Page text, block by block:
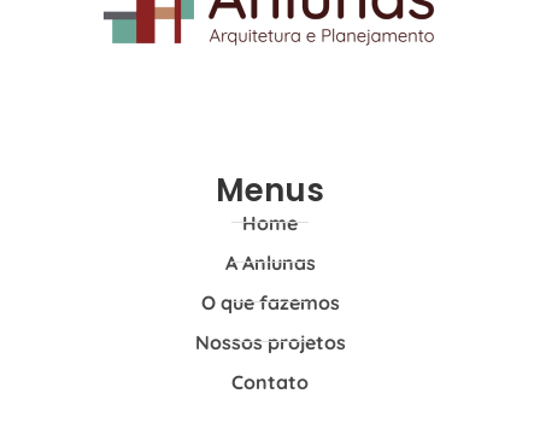
Menus
Home
A Anlunas
O que fazemos
Nossos projetos
Contato